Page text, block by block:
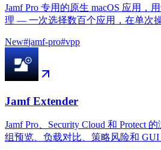
Jamf Pro 专用的原生 macOS 应用，
理 — 一次选择数百个应用，在单次
New#jamf-pro#vpp
Jamf Extender
Jamf Pro、Security Cloud 和 Protect
组预览、负载对比、策略风险和 GUI